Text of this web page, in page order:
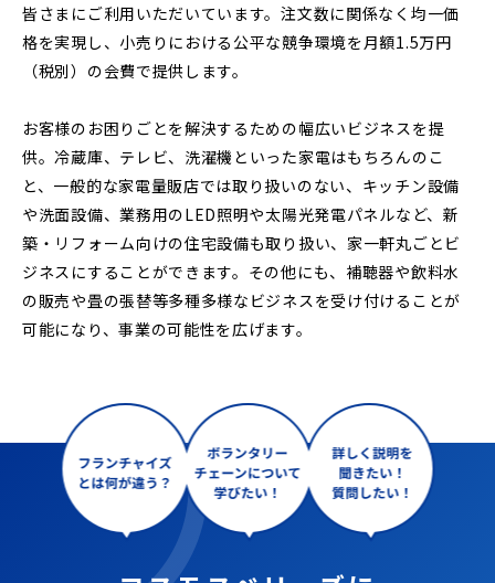
皆さまにご利用いただいています。注文数に関係なく均一価
格を実現し、小売りにおける公平な競争環境を月額1.5万円
（税別）の会費で提供します。
お客様のお困りごとを解決するための幅広いビジネスを提
供。冷蔵庫、テレビ、洗濯機といった家電はもちろんのこ
と、一般的な家電量販店では取り扱いのない、キッチン設備
や洗面設備、業務用のLED照明や太陽光発電パネルなど、新
築・リフォーム向けの住宅設備も取り扱い、家一軒丸ごとビ
ジネスにすることができます。その他にも、補聴器や飲料水
の販売や畳の張替等多種多様なビジネスを受け付けることが
可能になり、事業の可能性を広げます。